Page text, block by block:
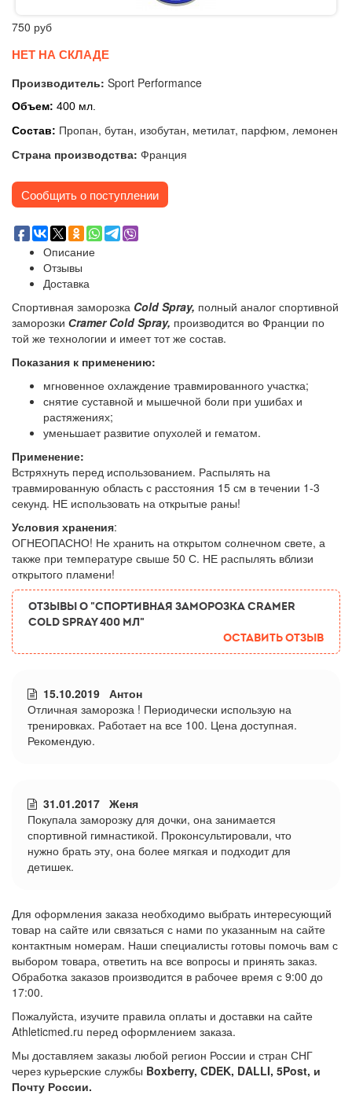
750 руб
НЕТ НА СКЛАДЕ
Производитель: Sport Performance
Объем: 400 мл.
Состав: Пропан, бутан, изобутан, метилат, парфюм, лемонен
Страна производства: Франция
Сообщить о поступлении
Описание
Отзывы
Доставка
Спортивная заморозка Cold Spray, полный аналог спортивной
заморозки Сramer Cold Spray, производится во Франции по
той же технологии и имеет тот же состав.
Показания к применению:
мгновенное охлаждение травмированного участка;
снятие суставной и мышечной боли при ушибах и
растяжениях;
уменьшает развитие опухолей и гематом.
Применение:
Встряхнуть перед использованием. Распылять на
травмированную область с расстояния 15 см в течении 1-3
секунд. НЕ использовать на открытые раны!
Условия хранения:
ОГНЕОПАСНО! Не хранить на открытом солнечном свете, а
также при температуре свыше 50 С. НЕ распылять вблизи
открытого пламени!
ОТЗЫВЫ О "Спортивная заморозка Cramer
Cold Spray 400 мл"
Оставить отзыв
15.10.2019 Антон
Отличная заморозка ! Периодически использую на
тренировках. Работает на все 100. Цена доступная.
Рекомендую.
31.01.2017 Женя
Покупала заморозку для дочки, она занимается
спортивной гимнастикой. Проконсультировали, что
нужно брать эту, она более мягкая и подходит для
детишек.
Для оформления заказа необходимо выбрать интересующий
товар на сайте или связаться с нами по указанным на сайте
контактным номерам. Наши специалисты готовы помочь вам с
выбором товара, ответить на все вопросы и принять заказ.
Обработка заказов производится в рабочее время с 9:00 до
17:00.
Пожалуйста, изучите правила оплаты и доставки на сайте
Athleticmed.ru перед оформлением заказа.
Мы доставляем заказы любой регион России и стран СНГ
через курьерские службы Boxberry, CDEK, DALLI, 5Post, и
Почту России.